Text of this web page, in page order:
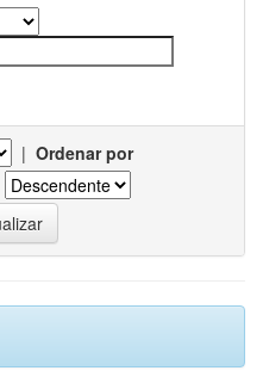
| Ordenar por